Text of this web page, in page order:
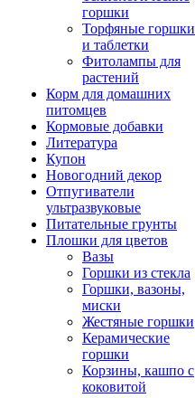
горшки
Торфяные горшки
и таблетки
Фитолампы для
растений
Корм для домашних
питомцев
Кормовые добавки
Литература
Купон
Новогодний декор
Отпугиватели
ультразвуковые
Питательные грунты
Плошки для цветов
Вазы
Горшки из стекла
Горшки, вазоны,
миски
Жестяные горшки
Керамические
горшки
Корзины, кашпо с
коковитой